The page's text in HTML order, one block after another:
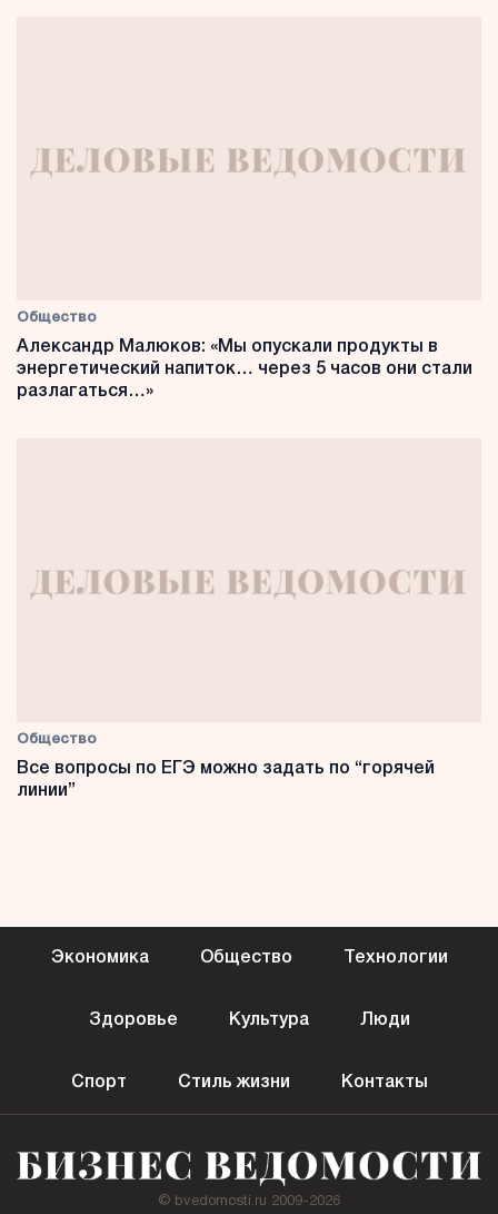
Общество
Александр Малюков: «Мы опускали продукты в
энергетический напиток… через 5 часов они стали
разлагаться…»
Общество
Все вопросы по ЕГЭ можно задать по “горячей
линии”
Экономика Общество Технологии
Здоровье Культура Люди
Спорт Стиль жизни Контакты
© bvedomosti.ru 2009-2026